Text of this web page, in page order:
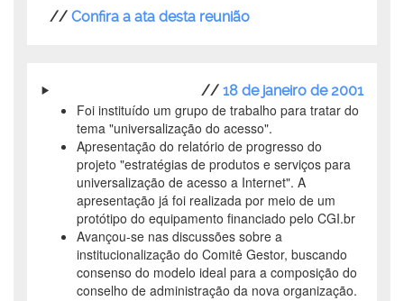
// Confira a ata desta reunião
// 18 de janeiro de 2001
Foi instituído um grupo de trabalho para tratar do
tema "universalização do acesso".
Apresentação do relatório de progresso do
projeto "estratégias de produtos e serviços para
universalização de acesso a Internet". A
apresentação já foi realizada por meio de um
protótipo do equipamento financiado pelo CGI.br
Avançou-se nas discussões sobre a
institucionalização do Comitê Gestor, buscando
consenso do modelo ideal para a composição do
conselho de administração da nova organização.